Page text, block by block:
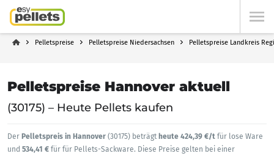
Pelletspreise Pelletspreise Niedersachsen Pelletspreise Landkreis
Pelletspreise Hannover aktuell
(30175) – Heute Pellets kaufen
Der Pelletspreis in Hannover (30175) beträgt heute 424,39 €/t für lose Ware
und 534,41 € für für Pellets-Sackware. Diese Preise gelten bei einer